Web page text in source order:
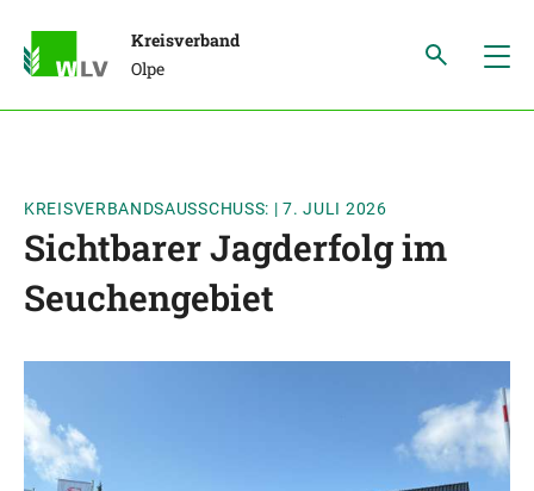
Kreisverband
Olpe
KREISVERBANDSAUSSCHUSS: |7. JULI 2026
Sichtbarer Jagderfolg im
Seuchengebiet